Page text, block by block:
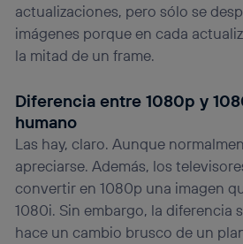
actualizaciones, pero sólo se
imágenes porque en cada
la mitad de un frame.
Diferencia entre 1080p y
humano
Las hay, claro. Aunque
apreciarse. Además, los
convertir en 1080p una imagen
1080i. Sin embargo, la diferencia
hace un cambio brusco de un